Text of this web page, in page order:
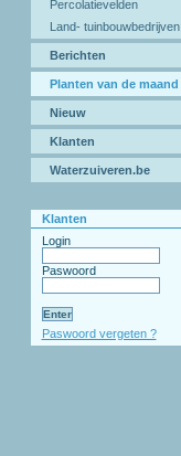
Percolatievelden
Land- tuinbouwbedrijven
Berichten
Planten van de maand
Nieuw
Klanten
Waterzuiveren.be
Klanten
Login
Paswoord
Paswoord vergeten ?